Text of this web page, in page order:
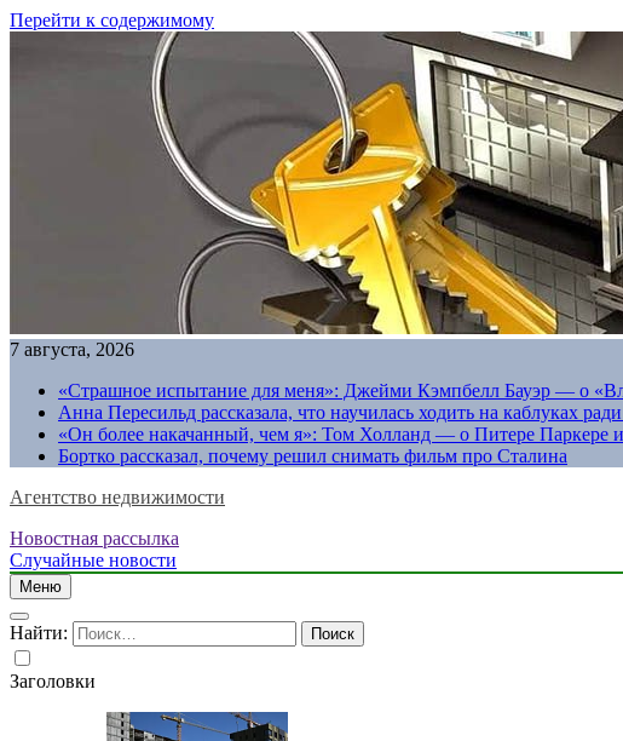
Перейти к содержимому
7 августа, 2026
«Страшное испытание для меня»: Джейми Кэмпбелл Бауэр — о
Анна Пересильд рассказала, что научилась ходить на каблуках
«Он более накачанный, чем я»: Том Холланд — о Питере Паркере
Бортко рассказал, почему решил снимать фильм про Сталина
Агентство недвижимости
Новостная рассылка
Случайные новости
Меню
Найти:
Заголовки